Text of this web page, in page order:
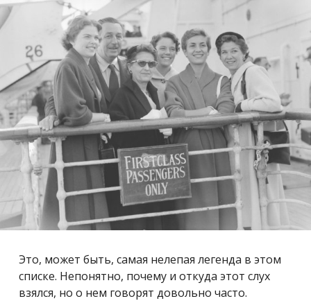
Это, может быть, самая нелепая легенда в этом
списке. Непонятно, почему и откуда этот слух
взялся, но о нем говорят довольно часто.